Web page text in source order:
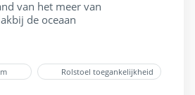
van het meer van
de oceaan
Rolstoel toegankelijkheid